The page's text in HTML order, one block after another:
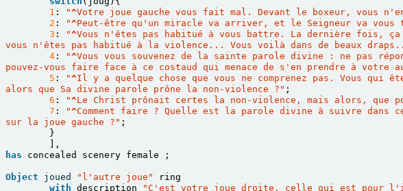
1 : "^Votre joue gauche vous fait mal. Devant le boxeur, vous
2 : "^Peut-être qu'un miracle va arriver, et le Seigneur va
3 : "^Vous n'êtes pas habitué à vous battre. La dernière fois,
vous n'êtes pas habitué à la violence... Vous voilà dans de beaux
4 : "^Vous vous souvenez de la sainte parole divine : ne pas
pouvez-vous faire face à ce costaud qui menace de s'en prendre à
5 : "^Il y a quelque chose que vous ne comprenez pas. Vous
alors que Sa divine parole prône la non-violence ?" ;
6 : "^Le Christ prônait certes la non-violence, mais alors, que
7 : "^Comment faire ? Quelle est la parole divine à suivre dans
sur la joue gauche ?" ;
}
],
has
concealed scenery female ;
Object joued "l'autre joue"
ring
with description "C'est votre joue droite, celle qui est pour